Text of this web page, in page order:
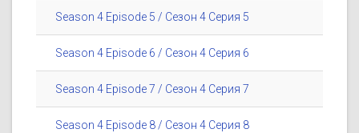
Season 4 Episode 5 / Сезон 4 Серия 5
Season 4 Episode 6 / Сезон 4 Серия 6
Season 4 Episode 7 / Сезон 4 Серия 7
Season 4 Episode 8 / Сезон 4 Серия 8